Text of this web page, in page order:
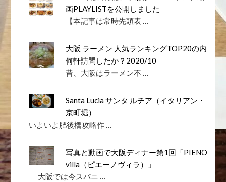
画PLAYLISTを公開しました
【本記事は常時先頭表 …
大阪 ラーメン 人気ランキングTOP20の内
何軒訪問したか？2020/10
昔、大阪はラーメン不 …
Santa Lucia サンタ ルチア（イタリアン・
京町堀）
いよいよ肥後橋攻略作 …
写真と動画で大阪ディナー第1回「PIENO
villa（ピエーノヴィラ）」
大阪では今スパニ …